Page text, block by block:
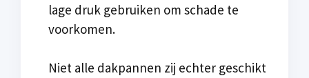
lage druk gebruiken om schade te
voorkomen.
Niet alle dakpannen zij echter geschikt